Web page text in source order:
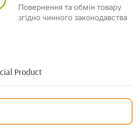
Повернення та обмін товару
згідно чинного законодавства
Product